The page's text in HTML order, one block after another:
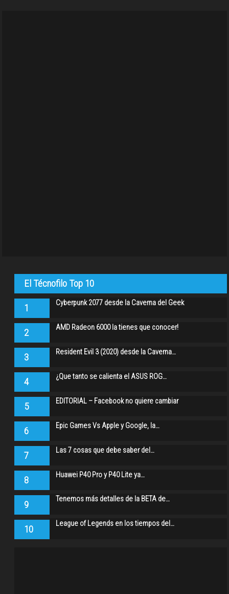
El Técnofilo Top 10
1 Cyberpunk 2077 desde la Caverna del Geek
2 AMD Radeon 6000 la tienes que conocer!
3 Resident Evil 3 (2020) desde la Caverna…
4 ¿Que tanto se calienta el ASUS ROG…
5 EDITORIAL – Facebook no quiere cambiar
6 Epic Games Vs Apple y Google, la…
7 Las 7 cosas que debe saber del…
8 Huawei P40 Pro y P40 Lite ya…
9 Tenemos más detalles de la BETA de…
10 League of Legends en los tiempos del…